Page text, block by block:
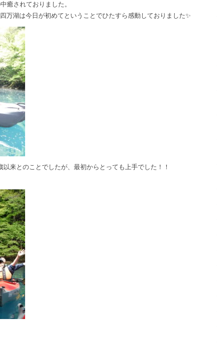
癒されておりました。
万湖は今日が初めてということでひたすら感動しておりました✨
来とのことでしたが、最初からとっても上手でした！！